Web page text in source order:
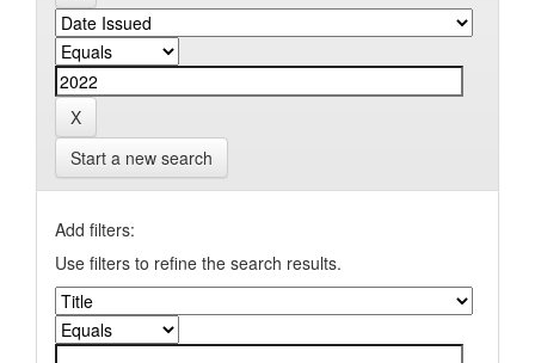
Start a new search
Add filters:
Use filters to refine the search results.